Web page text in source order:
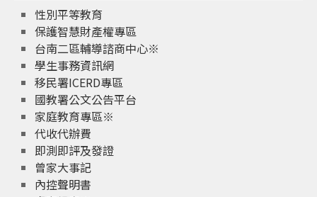
性別平等教育
保護智慧財產權專區
台南二區輔導諮商中心※
學生事務資訊網
移民署ICERD專區
國教署公文公告平台
家庭教育專區※
代收代辦費
即測即評及發證
曾家大事記
內控聲明書